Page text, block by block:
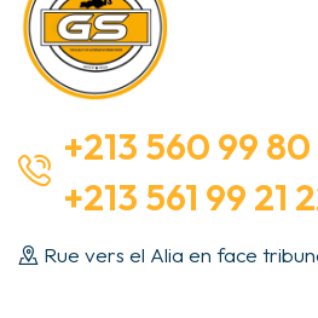
+213 560 99
+213 561 99 21
Rue vers el Alia en face